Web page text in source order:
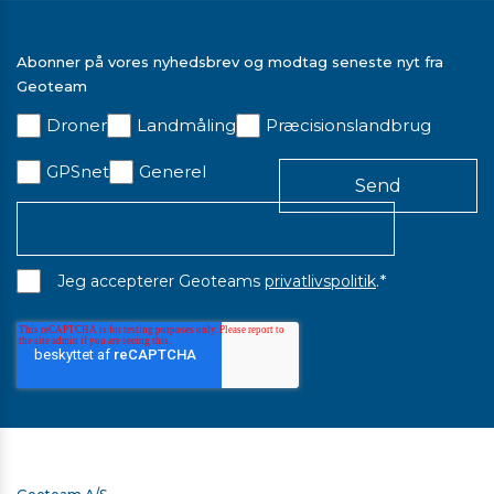
Abonner på vores nyhedsbrev og modtag seneste nyt fra
Geoteam
Droner Landmåling Præcisionslandbrug
GPSnet Generel
Jeg accepterer Geoteams privatlivspolitik.*